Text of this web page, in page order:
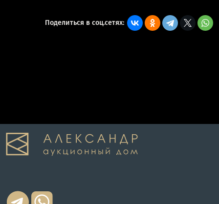
Поделиться в соц.сетях: